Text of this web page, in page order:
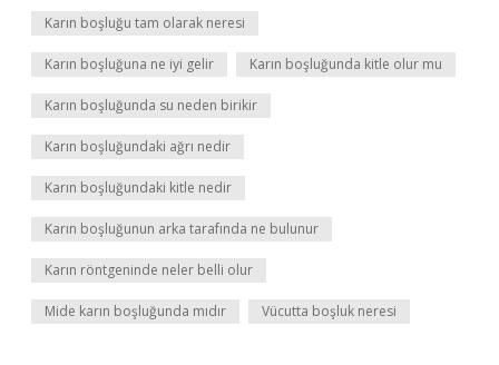
Karın boşluğu tam olarak neresi
Karın boşluğuna ne iyi gelir Karın boşluğunda kitle olur mu
Karın boşluğunda su neden birikir
Karın boşluğundaki ağrı nedir
Karın boşluğundaki kitle nedir
Karın boşluğunun arka tarafında ne bulunur
Karın röntgeninde neler belli olur
Mide karın boşluğunda mıdır Vücutta boşluk neresi